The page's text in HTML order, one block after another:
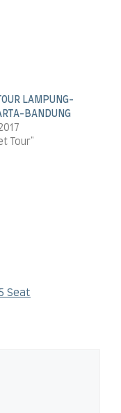
LAMPUNG-
BANDUNG
Tour"
Seat